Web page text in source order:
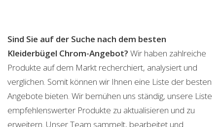
Sind Sie auf der Suche nach dem besten
Kleiderbügel Chrom-Angebot? Wir haben zahlreiche
Produkte auf dem Markt recherchiert, analysiert und
verglichen. Somit können wir Ihnen eine Liste der besten
Angebote bieten. Wir bemühen uns ständig, unsere Liste
empfehlenswerter Produkte zu aktualisieren und zu
erweitern. Unser Team sammelt, bearbeitet und